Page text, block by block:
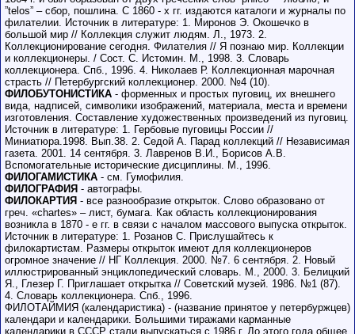
”telos” – сбор, пошлина. С 1860 - х гг. издаются каталоги и журналы по
филателии. Источник в литературе: 1. Миронов Э. Окошечко в
большой мир // Коллекция служит людям. Л., 1973. 2.
Коллекционирование сегодня. Филателия // Я познаю мир. Коллекции
и коллекционеры. / Сост. С. Истомин. М., 1998. 3. Словарь
коллекционера. Спб., 1996. 4. Николаев Р. Коллекционная марочная
страсть // Петербургский коллекционер. 2000. №4 (10).
ФИЛОБУТОНИСТИКА - форменных и простых пуговиц, их внешнего
вида, надписей, символики изображений, материала, места и времени
изготовления. Составление художественных произведений из пуговиц.
Источник в литературе: 1. Гербовые пуговицы России //
Миниатюра.1998. Вып.38. 2. Седой А. Парад коллекций // Независимая
газета. 2001. 14 сентября. 3. Лавренов В.И., Борисов А.В.
Вспомогательные исторические дисциплины. М., 1996.
ФИЛОГАМИСТИКА - см. Гумофилия.
ФИЛОГРАФИЯ - автографы.
ФИЛОКАРТИЯ - все разнообразие открыток. Слово образовано от
греч. «chartes» – лист, бумага. Как область коллекционирования
возникла в 1870 - е гг. в связи с началом массового выпуска открыток.
Источник в литературе: 1. Розанов С. Прислушайтесь к
филокартистам. Размеры открыток имеют для коллекционеров
огромное значение // НГ Коллекция. 2000. №7. 6 сентября. 2. Новый
иллюстрированный энциклопедический словарь. М., 2000. 3. Белицкий
Я., Глезер Г. Приглашает открытка // Советский музей. 1986. №1 (87).
4. Словарь коллекционера. Спб., 1996.
ФИЛОТАЙМИЯ (календаристика) - (название принятое у петербуржцев)
календари и календарики. Большими тиражами карманные
календарики в СССР стали выпускаться с 1986 г. До этого года общее